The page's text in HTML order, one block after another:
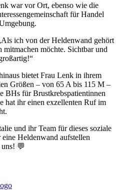
war vor Ort, ebenso wie die
für Handel
ich von der Heldenwand gehört
möchte. Sichtbar und
bietet Frau Lenk in ihrem
Größen – von 65 A bis 115 M –
BHs für Brustkrebspatientinnen
hat ihr einen exzellenten Ruf im
und ihr Team für dieses soziale
Heldenwand aufstellen
💬